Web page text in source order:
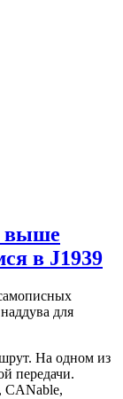
выше
в J1939
для
На одном из
передачи.
CANable,